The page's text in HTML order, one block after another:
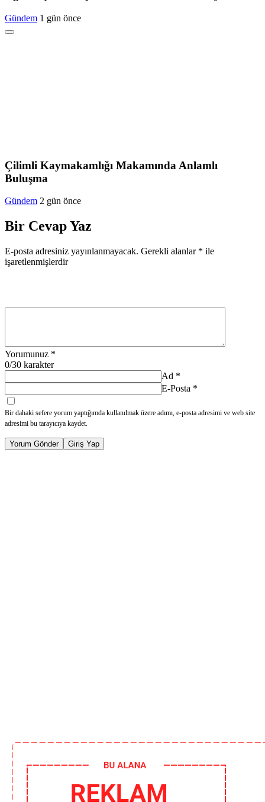
Gündem 1 gün önce
Çilimli Kaymakamlığı Makamında Anlamlı
Buluşma
Gündem 2 gün önce
Bir Cevap Yaz
E-posta adresiniz yayınlanmayacak. Gerekli alanlar * ile
işaretlenmişlerdir
Yorumunuz *
0/30 karakter
Ad *
E-Posta *
Bir dahaki sefere yorum yaptığımda kullanılmak üzere adımı, e-posta adresimi ve web site
adresimi bu tarayıcıya kaydet.
Yorum Gönder Giriş Yap